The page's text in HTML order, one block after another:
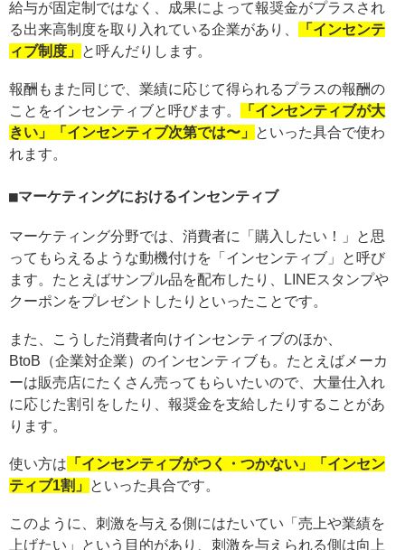
給与が固定制ではなく、成果によって報奨金がプラスされ
る出来高制度を取り入れている企業があり、
「インセンテ
ィブ制度」
と呼んだりします。
報酬もまた同じで、業績に応じて得られるプラスの報酬の
ことをインセンティブと呼びます。
「インセンティブが大
きい」「インセンティブ次第では〜」
といった具合で使わ
れます。
マーケティングにおけるインセンティブ
マーケティング分野では、消費者に「購入したい！」と思
ってもらえるような動機付けを「インセンティブ」と呼び
ます。たとえばサンプル品を配布したり、LINEスタンプや
クーポンをプレゼントしたりといったことです。
また、こうした消費者向けインセンティブのほか、
BtoB（企業対企業）のインセンティブも。たとえばメーカ
ーは販売店にたくさん売ってもらいたいので、大量仕入れ
に応じた割引をしたり、報奨金を支給したりすることがあ
ります。
使い方は 「インセンティブがつく・つかない」「インセン
ティブ1割」
といった具合です。
このように、刺激を与える側にはたいてい「売上や業績を
上げたい」という目的があり、刺激を与えられる側は向上